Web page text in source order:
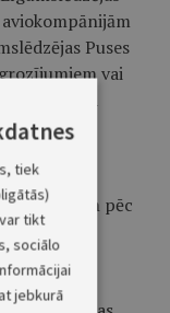
Puses
vai
jāizskata
institūcijām pēc
un
Līgumā
tiek
tikt
sociālo
jebkurā